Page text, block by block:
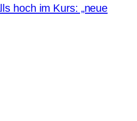
hoch im Kurs: „neue